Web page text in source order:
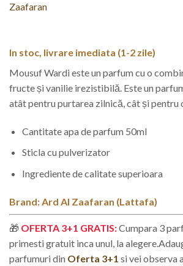
In stoc, livrare imediata (1-2 zile)
Mousuf Wardi este un parfum cu o
fructe și vanilie irezistibilă. Este un
atât pentru purtarea zilnică, cât și pentru
Cantitate apa de parfum 50ml
Sticla cu pulverizator
Ingrediente de calitate superioara
Brand: Ard Al Zaafaran (Lattafa)
🎁 OFERTA 3+1 GRATIS:Cumpara 3
primesti gratuit inca unul, la alegere.
parfumuri din Oferta 3+1 si vei observa